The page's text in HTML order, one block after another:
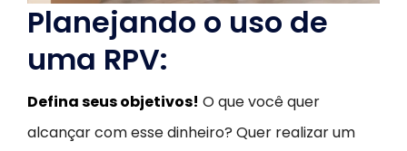
Planejando o uso de
uma RPV:
Defina seus objetivos! O que você quer
alcançar com esse dinheiro? Quer realizar um